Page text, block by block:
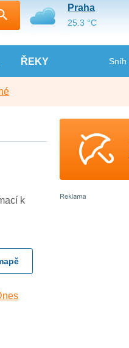
ŘEKY Sníh
Praha
25.3 °C
k